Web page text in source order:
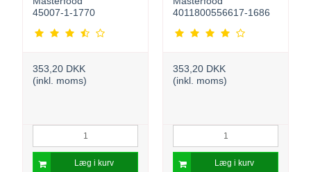
45007-1-1770
353,20 DKK
(inkl. moms)
Læg i kurv
4011800556617-1686
353,20 DKK
(inkl. moms)
Læg i kurv